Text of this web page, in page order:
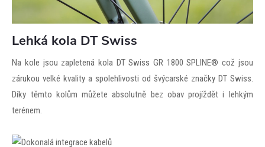
Lehká kola DT Swiss
Na kole jsou zapletená kola DT Swiss GR 1800 SPLINE® což jsou
zárukou velké kvality a spolehlivosti od švýcarské značky DT Swiss.
Díky těmto kolům můžete absolutně bez obav projíždět i lehkým
terénem.